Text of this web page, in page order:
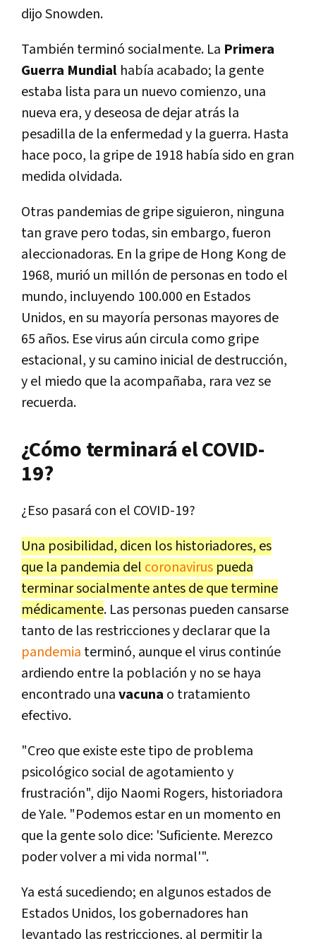
dijo Snowden.
También terminó socialmente. La Primera
Guerra Mundial había acabado; la gente
estaba lista para un nuevo comienzo, una
nueva era, y deseosa de dejar atrás la
pesadilla de la enfermedad y la guerra. Hasta
hace poco, la gripe de 1918 había sido en gran
medida olvidada.
Otras pandemias de gripe siguieron, ninguna
tan grave pero todas, sin embargo, fueron
aleccionadoras. En la gripe de Hong Kong de
1968, murió un millón de personas en todo el
mundo, incluyendo 100.000 en Estados
Unidos, en su mayoría personas mayores de
65 años. Ese virus aún circula como gripe
estacional, y su camino inicial de destrucción,
y el miedo que la acompañaba, rara vez se
recuerda.
¿Cómo terminará el COVID-
19?
¿Eso pasará con el COVID-19?
Una posibilidad, dicen los historiadores, es
que la pandemia del coronavirus pueda
terminar socialmente antes de que termine
médicamente. Las personas pueden cansarse
tanto de las restricciones y declarar que la
pandemia terminó, aunque el virus continúe
ardiendo entre la población y no se haya
encontrado unavacuna o tratamiento
efectivo.
"Creo que existe este tipo de problema
psicológico social de agotamiento y
frustración", dijo Naomi Rogers, historiadora
de Yale. "Podemos estar en un momento en
que la gente solo dice: 'Suficiente. Merezco
poder volver a mi vida normal'".
Ya está sucediendo; en algunos estados de
Estados Unidos, los gobernadores han
levantado las restricciones, al permitir la